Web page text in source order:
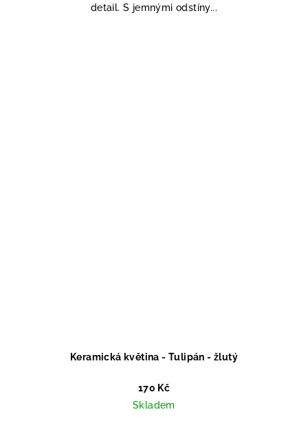
detail. S jemnými odstíny...
Keramická květina - Tulipán - žlutý
170 Kč
Skladem